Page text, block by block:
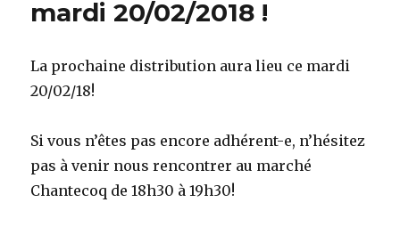
mardi 20/02/2018 !
La prochaine distribution aura lieu ce mardi
20/02/18!
Si vous n’êtes pas encore adhérent-e, n’hésitez
pas à venir nous rencontrer au marché
Chantecoq de 18h30 à 19h30!